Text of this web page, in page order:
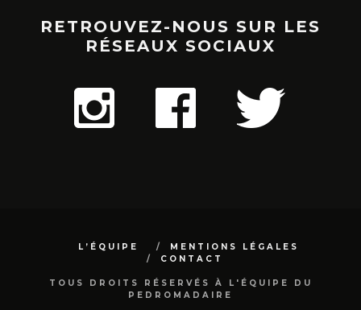
RETROUVEZ-NOUS SUR LES
RÉSEAUX SOCIAUX
L’ÉQUIPE
MENTIONS LÉGALES
CONTACT
TOUS DROITS RÉSERVÉS À L'ÉQUIPE DU
PEDROMADAIRE